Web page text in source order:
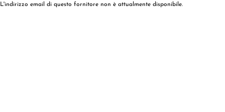
L'indirizzo email di questo fornitore non è attualmente disponibile.